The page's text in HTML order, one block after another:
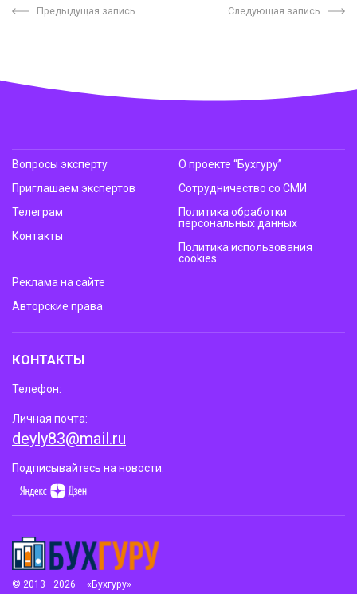
Предыдущая запись Следующая запись
© 2013—2026 – «Бухгуру»
Вопросы эксперту
Приглашаем экспертов
Телеграм
Контакты
О проекте “Бухгуру”
Сотрудничество со СМИ
Политика обработки
персональных данных
Политика использования
cookies
Реклама на сайте
Авторские права
КОНТАКТЫ
Телефон:
Личная почта:
deyly83@mail.ru
Подписывайтесь на новости: